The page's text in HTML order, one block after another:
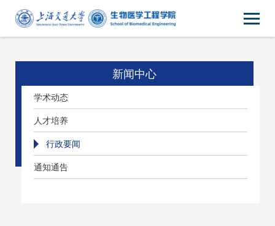
新闻中心
学术动态
人才培养
行政要闻
通知通告